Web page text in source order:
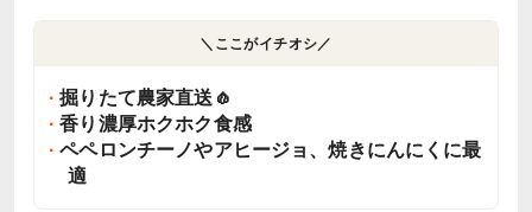
＼ここがイチオシ／
掘りたて農家直送🧄
香り濃厚ホクホク食感
ペペロンチーノやアヒージョ、焼きにんにくに最
適